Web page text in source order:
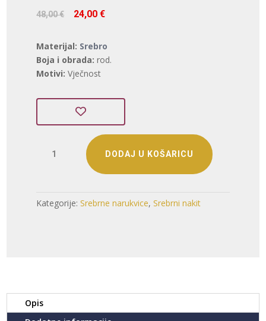
48,00€ Izvorna
cijena
bila
je:
48,00 €.
24,00€
Materijal: Srebro
Boja i obrada: rod.
Motivi: Vječnost
NARUKVICA
-
DODAJ U KOŠARICU
Kategorije:Srebrne narukvice,Srebrni nakit
Opis